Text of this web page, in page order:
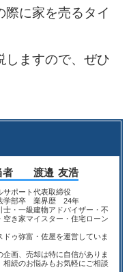
際に家を売るタイ
しますので、ぜひ
者 渡邉 友浩
サポート代表取締役
学部卒 業界歴 24年
士・一級建物アドバイザー・不
空き家マイスター・住宅ローン
ゥ弥富・佐屋を運営していま
画、売却は特に自信がありま
相続のお悩みもお気軽にご相談